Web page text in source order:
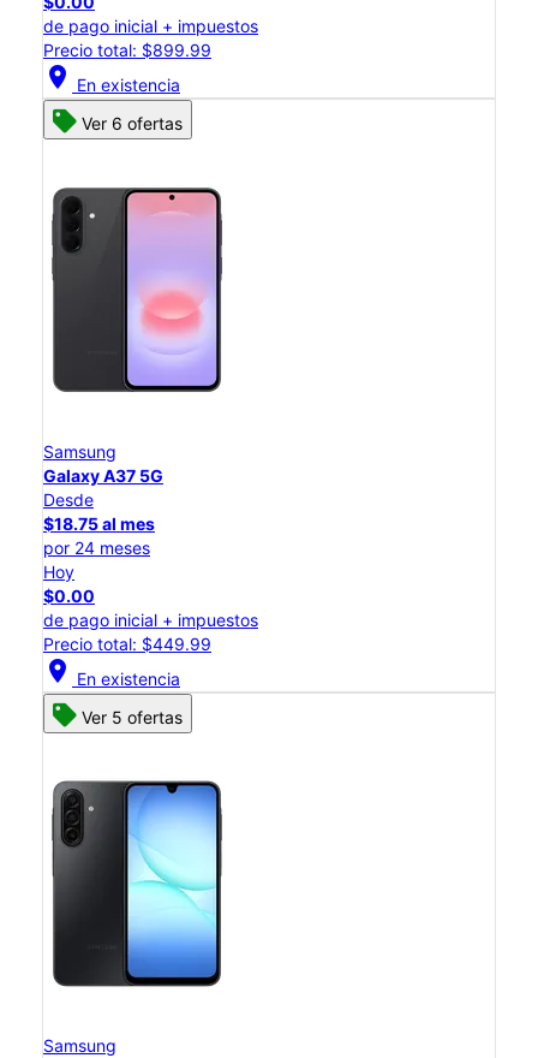
de pago inicial + impuestos
Precio total: $899.99
location_on En existencia
Ver 6 ofertas
Samsung
Galaxy A37 5G
Desde
$18.75 al mes
por 24 meses
Hoy
$0.00
de pago inicial + impuestos
Precio total: $449.99
location_on En existencia
Ver 5 ofertas
Samsung